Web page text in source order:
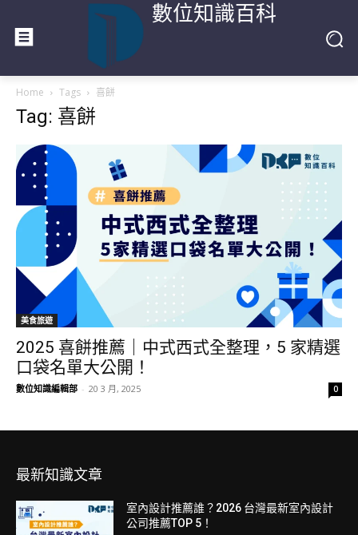
數位知識百科
Home Tags 喜餅
Tag: 喜餅
美食旅遊
2025 喜餅推薦｜中式西式全整理，5 家精選
口袋名單大公開！
數位知識編輯部 - 20 3 月, 2025 0
最新知識文章
室內設計推薦誰？2026 台灣最新室內設計
公司推薦TOP 5！